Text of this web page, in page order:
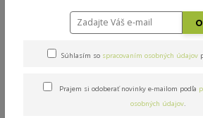
Triple expert T12 90x200cm
Triple expert T12
Súhlasím so spracovaním osobných údajov
Prajem si odoberať novinky e-mailom podľa
osobných údajov.